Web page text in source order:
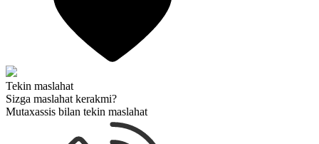
Tekin maslahat
Sizga maslahat kerakmi?
Mutaxassis bilan tekin maslahat